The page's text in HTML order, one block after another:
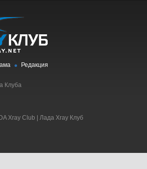
Редакция
Клуба
Xray Club | Лада Xray Клуб